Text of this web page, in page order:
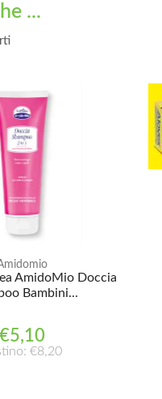
...
AmidoMio Doccia
Bambini...
€5,10
€8,20